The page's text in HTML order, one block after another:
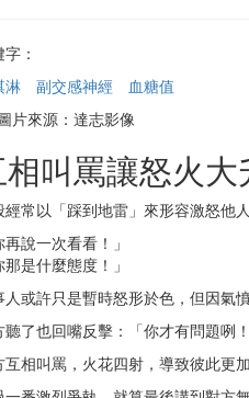
：
淋
副交感神經
血糖值
片來源：達志影像
叫罵讓怒火大
經常以「踩到地雷」來形容激怒他
再說一次看看！」
那是什麼態度！」
人或許只是暫時怒形於色，但因氣
聽了也回嘴反擊：「你才有問題咧！
互相叫罵，火花四射，導致彼此更